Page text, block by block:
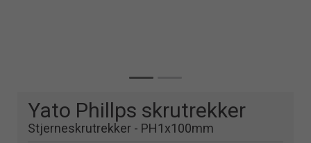
Yato Phillps skrutrekker
Stjerneskrutrekker - PH1x100mm